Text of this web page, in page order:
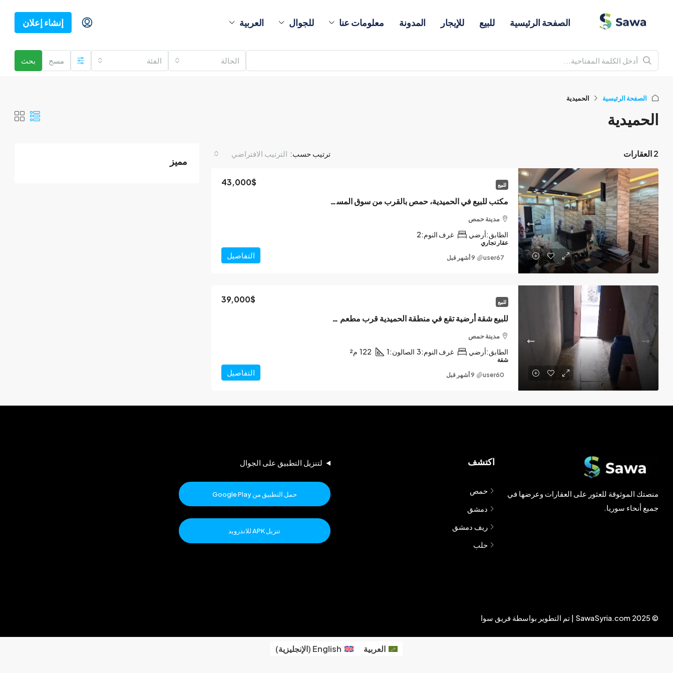
الصفحة الرئيسية للبيع للإيجار المدونة معلومات عنا للجوال العربية إنشاء إعلان
الحالة الفئة مسح بحث
الصفحة الرئيسية الحميدية
الحميدية
2 العقارات ترتيب حسب: الترتيب الافتراضي
للبيع
مكتب للبيع في الحميدية، حمص بالقرب من سوق المسقوف
43,000$
مدينة حمص
الطابق:أرضي غرف النوم:2
عقار تجاري
التفاصيل user67
للبيع
للبيع شقة أرضية تقع في منطقة الحميدية قرب مطعم حبّوس
39,000$
مدينة حمص
الطابق:أرضي غرف النوم:3 الصالون:1
122 م²
شقة
التفاصيل user60
مميز
منصتك الموثوقة للعثور على العقارات وعرضها في
جميع أنحاء سوريا.
اكتشف
حمص
دمشق
ريف دمشق
حلب
لتنزيل التطبيق على الجوال
حمل التطبيق من Google Play
تنزيل APK للاندرويد
© 2025 SawaSyria.com | تم التطوير بواسطة فريق سوا
العربية English
(الإنجليزية)